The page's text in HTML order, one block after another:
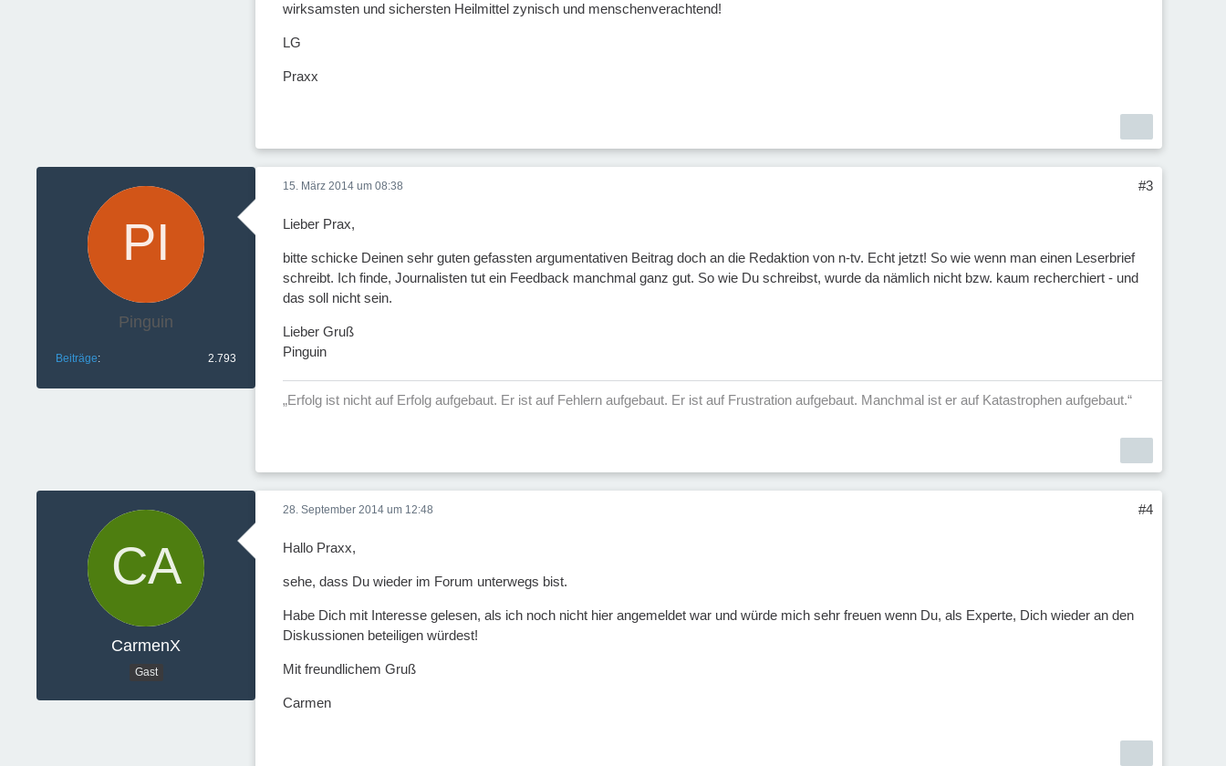
wirksamsten und sichersten Heilmittel zynisch und menschenverachtend!
LG
Praxx
Pinguin
Beiträge 2.793
15. März 2014 um 08:38 #3
Lieber Prax,
bitte schicke Deinen sehr guten gefassten argumentativen Beitrag doch an die Redaktion von n-tv. Echt jetzt! So wie wenn man einen Leserbrief
schreibt. Ich finde, Journalisten tut ein Feedback manchmal ganz gut. So wie Du schreibst, wurde da nämlich nicht bzw. kaum recherchiert - und
das soll nicht sein.
Lieber Gruß
Pinguin
„Erfolg ist nicht auf Erfolg aufgebaut. Er ist auf Fehlern aufgebaut. Er ist auf Frustration aufgebaut. Manchmal ist er auf Katastrophen aufgebaut.“
CarmenX
Gast
28. September 2014 um 12:48 #4
Hallo Praxx,
sehe, dass Du wieder im Forum unterwegs bist.
Habe Dich mit Interesse gelesen, als ich noch nicht hier angemeldet war und würde mich sehr freuen wenn Du, als Experte, Dich wieder an den
Diskussionen beteiligen würdest!
Mit freundlichem Gruß
Carmen